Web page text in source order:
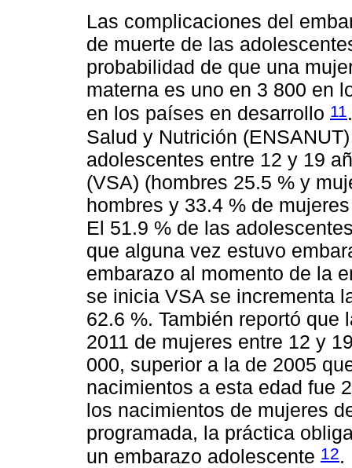
Las complicaciones del
de muerte de las
probabilidad de que una
materna es uno en 3 800 en
en los países en desarrollo 11
Salud y Nutrición
adolescentes entre 12 y 19
(VSA) (hombres 25.5 % y
hombres y 33.4 % de
El 51.9 % de las
que alguna vez estuvo
embarazo al momento de la
se inicia VSA se incrementa
62.6 %. También reportó
2011 de mujeres entre 12 y
000, superior a la de 2005
nacimientos a esta edad fue
los nacimientos de mujeres
programada, la práctica
un embarazo adolescente 12.